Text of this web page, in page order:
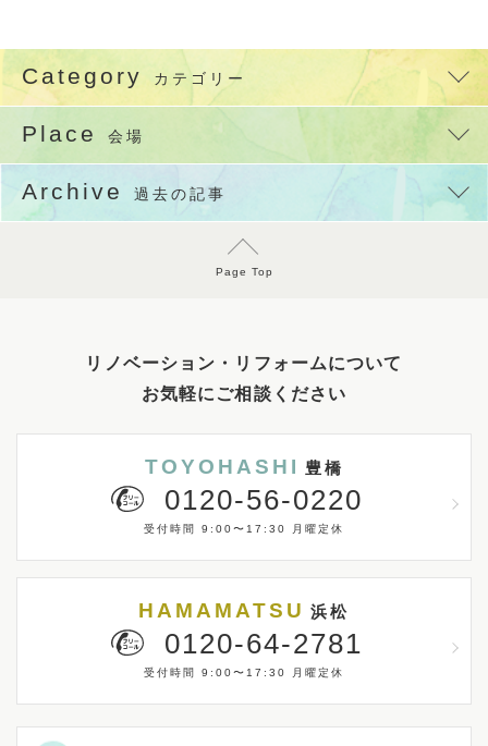
Category カテゴリー
Place 会場
Archive 過去の記事
Page Top
リノベーション・リフォームについて
お気軽にご相談ください
TOYOHASHI 豊橋
0120-56-0220
受付時間 9:00〜17:30 月曜定休
HAMAMATSU 浜松
0120-64-2781
受付時間 9:00〜17:30 月曜定休